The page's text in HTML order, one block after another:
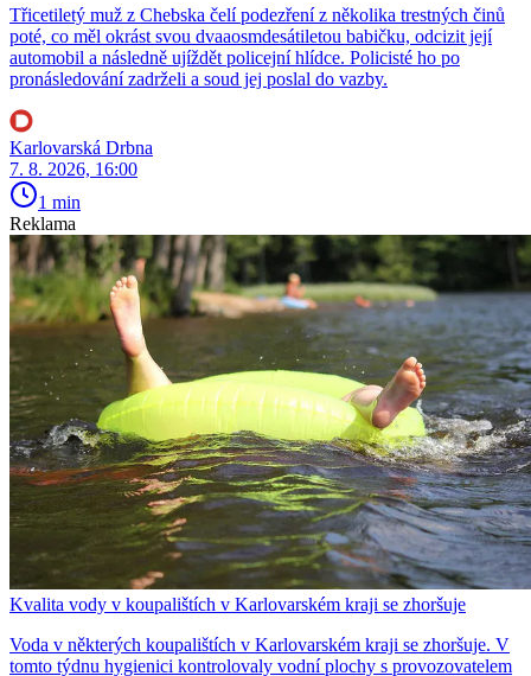
Třicetiletý muž z Chebska čelí podezření z několika trestných činů
poté, co měl okrást svou dvaaosmdesátiletou babičku, odcizit její
automobil a následně ujíždět policejní hlídce. Policisté ho po
pronásledování zadrželi a soud jej poslal do vazby.
Karlovarská Drbna
7. 8. 2026, 16:00
1 min
Reklama
Kvalita vody v koupalištích v Karlovarském kraji se zhoršuje
Voda v některých koupalištích v Karlovarském kraji se zhoršuje. V
tomto týdnu hygienici kontrolovaly vodní plochy s provozovatelem